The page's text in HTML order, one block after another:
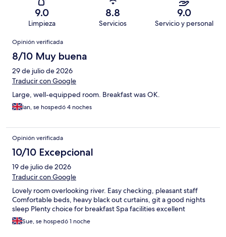
9.0
Limpieza
8.8
Servicios
9.0
Servicio y personal
Opiniones
Opinión verificada
8/10 Muy buena
29 de julio de 2026
Traducir con Google
Large, well-equipped room. Breakfast was OK.
Ian, se hospedó 4 noches
Opinión verificada
10/10 Excepcional
19 de julio de 2026
Traducir con Google
Lovely room overlooking river. Easy checking, pleasant staff
Comfortable beds, heavy black out curtains, git a good nights
sleep Plenty choice for breakfast Spa facilities excellent
Sue, se hospedó 1 noche